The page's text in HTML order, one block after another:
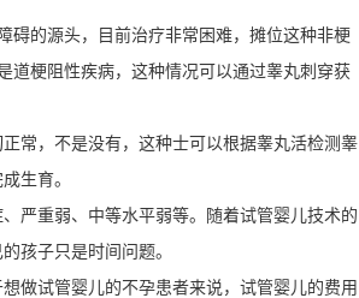
的源头，目前治疗非常困难，摊位这种非梗
道梗阻性疾病，这种情况可以通过睾丸刺穿获
常，不是没有，这种士可以根据睾丸活检测睾
生育。
重弱、中等水平弱等。随着试管婴儿技术的
孩子只是时间问题。
试管婴儿的不孕患者来说，试管婴儿的费用